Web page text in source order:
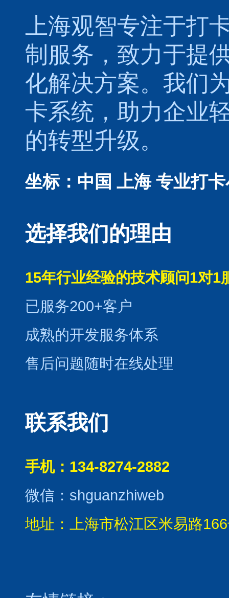
上海观智专注于打
制服务，致力于提
化解决方案。我们
卡系统，助力企业
的转型升级。
坐标：中国 上海 专业打
选择我们的理由
15年行业经验的技术顾问1对1
已服务200+客户
成熟的开发服务体系
售后问题随时在线处理
联系我们
手机：134-8274-2882
微信：shguanzhiweb
地址：上海市松江区米易路